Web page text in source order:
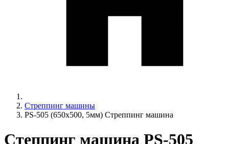
Стреппинг машины
PS-505 (650x500, 5мм) Стреппинг машина
Степпинг машина PS-505